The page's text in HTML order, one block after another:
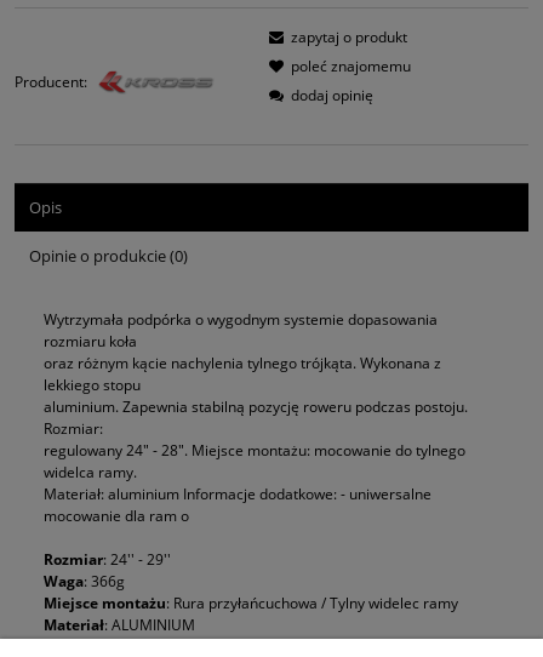
Producent:
zapytaj o produkt
poleć znajomemu
dodaj opinię
Opis
Opinie o produkcie (0)
Wytrzymała podpórka o wygodnym systemie dopasowania
rozmiaru koła
oraz różnym kącie nachylenia tylnego trójkąta. Wykonana z
lekkiego stopu
aluminium. Zapewnia stabilną pozycję roweru podczas postoju.
Rozmiar:
regulowany 24" - 28". Miejsce montażu: mocowanie do tylnego
widelca ramy.
Materiał: aluminium Informacje dodatkowe: - uniwersalne
mocowanie dla ram o
Rozmiar: 24'' - 29''
Waga: 366g
Miejsce montażu: Rura przyłańcuchowa / Tylny widelec ramy
Materiał: ALUMINIUM